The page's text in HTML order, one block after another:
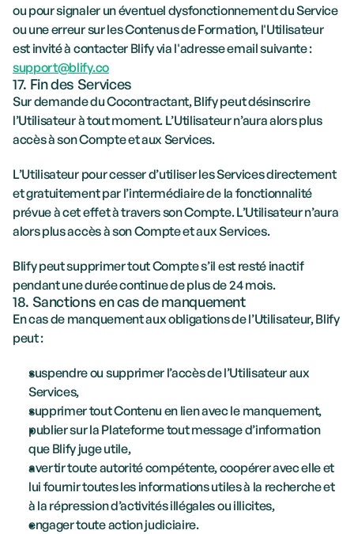
ou pour signaler un éventuel dysfonctionnement du Service
ou une erreur sur les Contenus de Formation, l'Utilisateur
support@blify.co
17. Fin des Services
Sur demande du Cocontractant, Blify peut désinscrire
l’Utilisateur à tout moment. L’Utilisateur n’aura alors plus
accès à son Compte et aux Services.
L’Utilisateur pour cesser d’utiliser les Services directement
et gratuitement par l’intermédiaire de la fonctionnalité
prévue à cet effet à travers son Compte. L’Utilisateur n’aura
alors plus accès à son Compte et aux Services.
Blify peut supprimer tout Compte s’il est resté inactif
pendant une durée continue de plus de 24 mois.
18. Sanctions en cas de manquement
En cas de manquement aux obligations de l’Utilisateur, Blify
peut :
suspendre ou supprimer l’accès de l’Utilisateur aux
Services,
supprimer tout Contenu en lien avec le manquement,
publier sur la Plateforme tout message d’information
que Blify juge utile,
avertir toute autorité compétente, coopérer avec elle et
lui fournir toutes les informations utiles à la recherche et
à la répression d’activités illégales ou illicites,
engager toute action judiciaire.